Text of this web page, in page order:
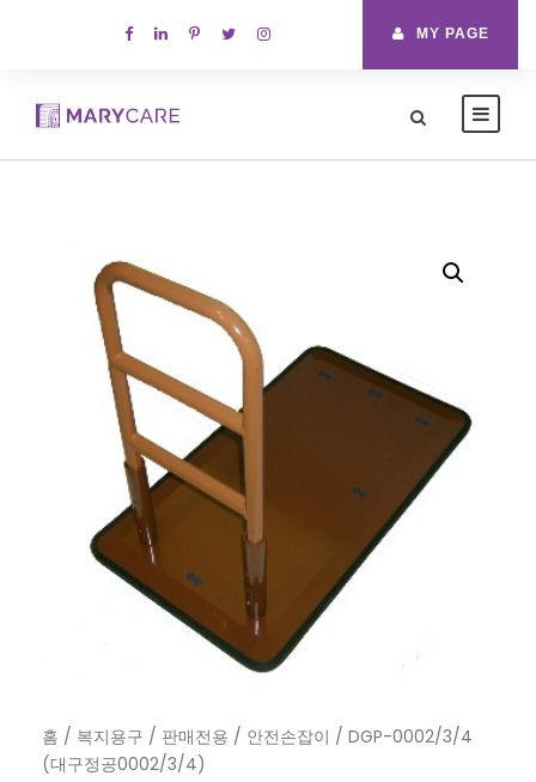
MY PAGE
홈 / 복지용구 / 판매전용 / 안전손잡이 / DGP-0002/3/4
(대구정공0002/3/4)